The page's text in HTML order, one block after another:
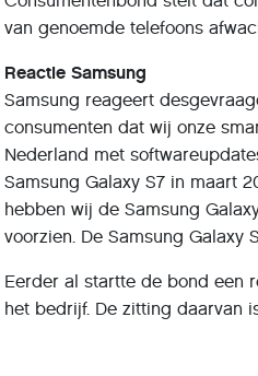
van genoemde telefoons
Reactie Samsung
Samsung reageert
consumenten dat wij onze
Nederland met
Samsung Galaxy S7 in maart
hebben wij de Samsung
voorzien. De Samsung
Eerder al startte de bond een
het bedrijf. De zitting daarvan